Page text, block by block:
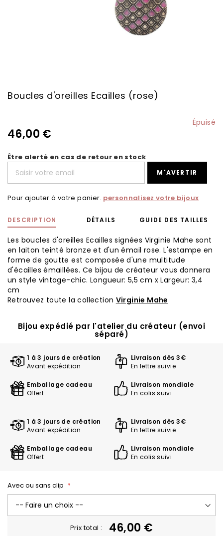
Boucles d'oreilles Ecailles (rose)
Épuisé
46,00 €
Être alerté en cas de retour en stock
M'AVERTIR
DESCRIPTION
Les boucles d'oreilles Ecailles signées Virginie Mahe sont
en laiton teinté bronze et d'un émail rose. L'estampe en
forme de goutte est composée d'une multitude
d'écailles émaillées. Ce bijou de créateur vous donnera
un style vintage-chic. Longueur: 5,5 cm x Largeur: 3,4
cm
Retrouvez toute la collection Virginie Mahe
DÉTAILS GUIDE DES TAILLES
Pour ajouter à votre panier. personnalisez votre bijoux
Bijou expédié par l'atelier du créateur (envoi
séparé)
beginning
gallery
1 à 3 jours de création
Avant expédition
Livraison dès 3€
En lettre suivie
Emballage cadeau
Offert
Livraison mondiale
En colis suivi
1 à 3 jours de création
Avant expédition
Livraison dès 3€
En lettre suivie
Emballage cadeau
Offert
Livraison mondiale
En colis suivi
Avec ou sans clip
Prix total : 46,00 €